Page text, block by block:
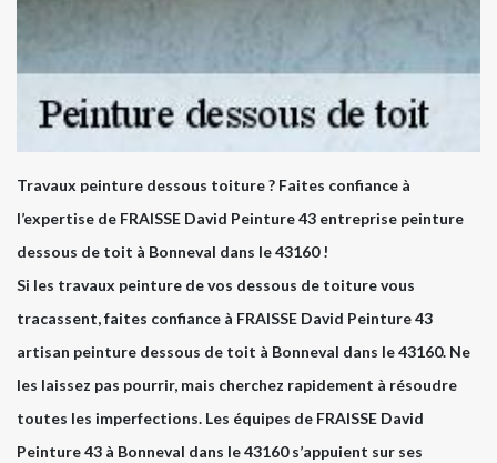
Travaux peinture dessous toiture ? Faites confiance à
l’expertise de FRAISSE David Peinture 43 entreprise peinture
dessous de toit à Bonneval dans le 43160 !
Si les travaux peinture de vos dessous de toiture vous
tracassent, faites confiance à FRAISSE David Peinture 43
artisan peinture dessous de toit à Bonneval dans le 43160. Ne
les laissez pas pourrir, mais cherchez rapidement à résoudre
toutes les imperfections. Les équipes de FRAISSE David
Peinture 43 à Bonneval dans le 43160 s’appuient sur ses